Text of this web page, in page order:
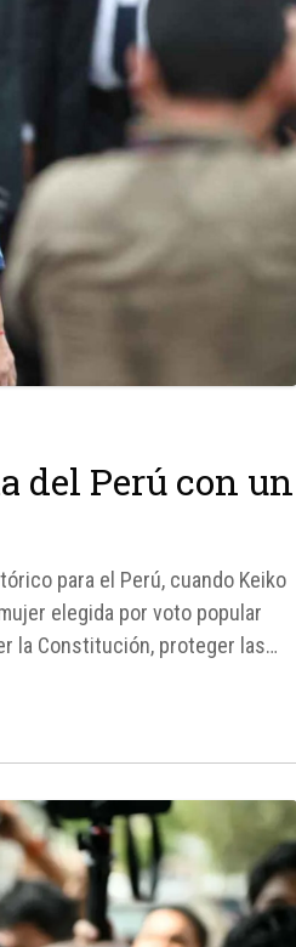
del Perú con un
para el Perú, cuando Keiko
elegida por voto popular
la Constitución, proteger las